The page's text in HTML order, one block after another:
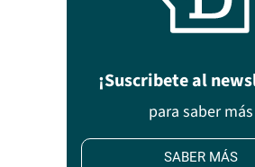
¡Suscribete al
para saber más
SABER MÁS